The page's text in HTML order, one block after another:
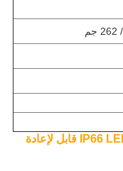
تقرير اختبار اللومن لمصباح LED قوي IP66 LED قابل لإعادة